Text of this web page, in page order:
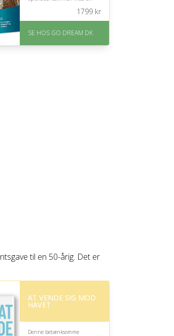
På lager
Levering: E-gavekort kan
1799kr
SE HOS GO DREAM DK
til en 50-årig. Det er
AT VENDE SIG MOD
HAVET
Denne betænksomme